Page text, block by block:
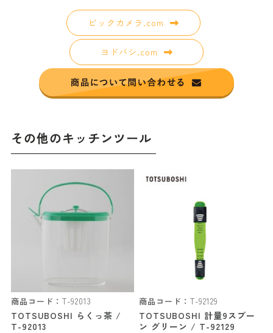
ビックカメラ.com
ヨドバシ.com
その他のキッチンツール
商品コード： T-92013
TOTSUBOSHI らくっ茶 /
T-92013
商品コード：T-92129
TOTSUBOSHI 計量9スプー
ン グリーン / T-92129